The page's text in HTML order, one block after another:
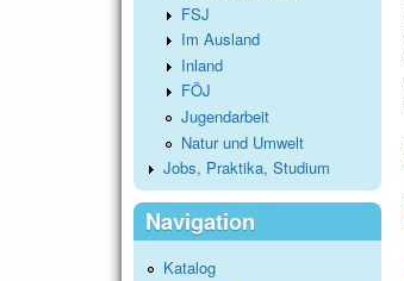
FSJ
Im Ausland
Inland
FÖJ
Jugendarbeit
Natur und Umwelt
Jobs, Praktika, Studium
Navigation
Katalog